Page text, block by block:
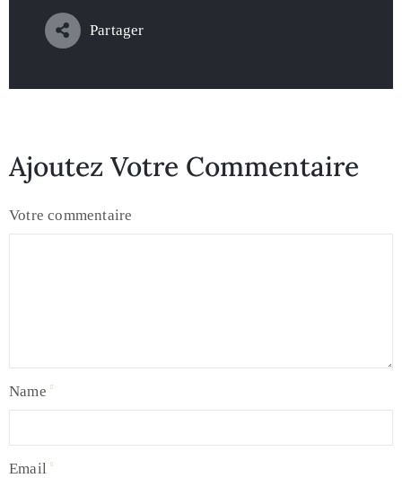
Partager
Ajoutez Votre Commentaire
Votre commentaire
Name
Email